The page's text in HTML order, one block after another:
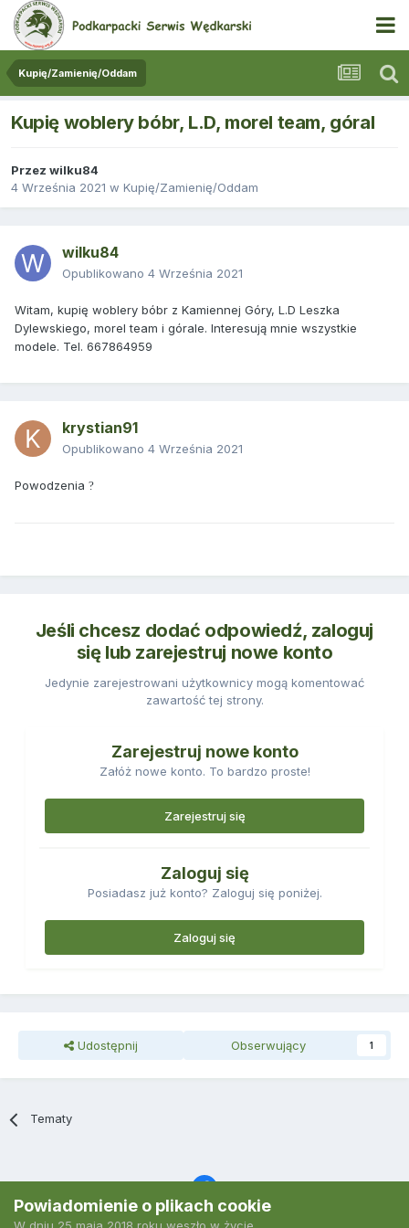
Kupię/Zamienię/Oddam
Kupię woblery bóbr, L.D, morel team, góral
Przez wilku84
4 Września 2021 w Kupię/Zamienię/Oddam
wilku84
Opublikowano 4 Września 2021
Witam, kupię woblery bóbr z Kamiennej Góry, L.D Leszka
Dylewskiego, morel team i górale. Interesują mnie wszystkie
modele. Tel. 667864959
krystian91
Opublikowano 4 Września 2021
Powodzenia ?
Jeśli chcesz dodać odpowiedź, zaloguj
się lub zarejestruj nowe konto
Jedynie zarejestrowani użytkownicy mogą komentować
zawartość tej strony.
Zarejestruj nowe konto
Załóż nowe konto. To bardzo proste!
Zarejestruj się
Zaloguj się
Posiadasz już konto? Zaloguj się poniżej.
Zaloguj się
Udostępnij Obserwujący 1
Tematy
Powiadomienie o plikach cookie